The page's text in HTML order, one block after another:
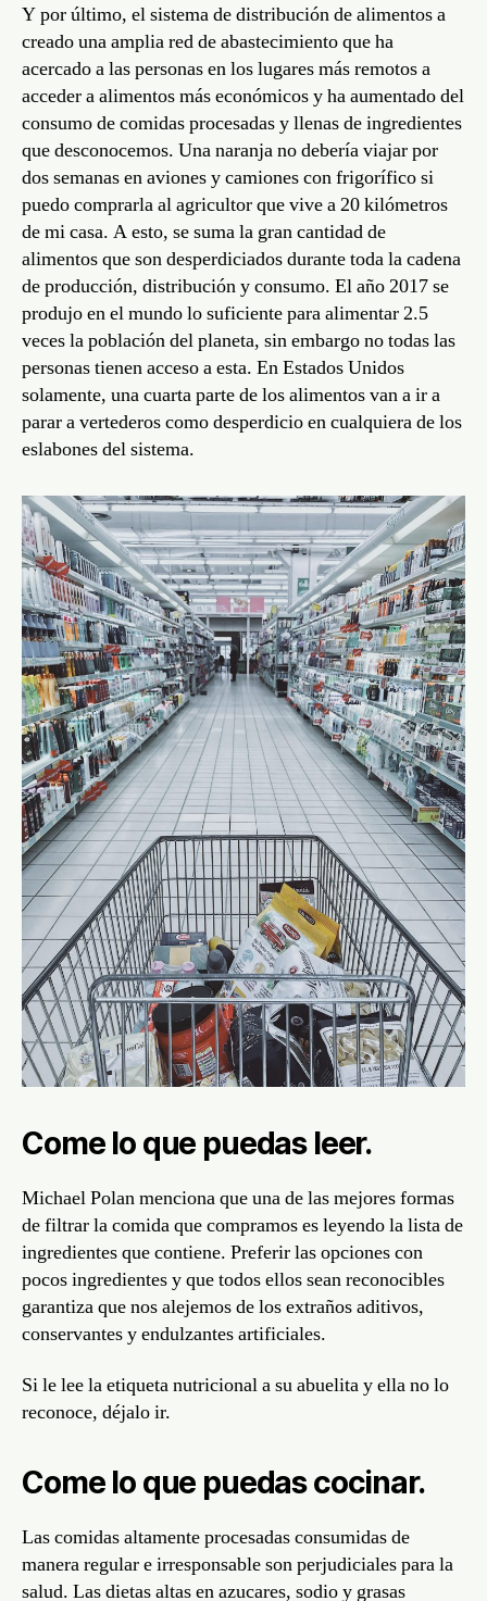
Y por último, el sistema de distribución de alimentos a
creado una amplia red de abastecimiento que ha
acercado a las personas en los lugares más remotos a
acceder a alimentos más económicos y ha aumentado del
consumo de comidas procesadas y llenas de ingredientes
que desconocemos. Una naranja no debería viajar por
dos semanas en aviones y camiones con frigorífico si
puedo comprarla al agricultor que vive a 20 kilómetros
de mi casa. A esto, se suma la gran cantidad de
alimentos que son desperdiciados durante toda la cadena
de producción, distribución y consumo. El año 2017 se
produjo en el mundo lo suficiente para alimentar 2.5
veces la población del planeta, sin embargo no todas las
personas tienen acceso a esta. En Estados Unidos
solamente, una cuarta parte de los alimentos van a ir a
parar a vertederos como desperdicio en cualquiera de los
eslabones del sistema.
Come lo que puedas leer.
Michael Polan menciona que una de las mejores formas
de filtrar la comida que compramos es leyendo la lista de
ingredientes que contiene. Preferir las opciones con
pocos ingredientes y que todos ellos sean reconocibles
garantiza que nos alejemos de los extraños aditivos,
conservantes y endulzantes artificiales.
Si le lee la etiqueta nutricional a su abuelita y ella no lo
reconoce, déjalo ir.
Come lo que puedas cocinar.
Las comidas altamente procesadas consumidas de
manera regular e irresponsable son perjudiciales para la
salud. Las dietas altas en azucares, sodio y grasas